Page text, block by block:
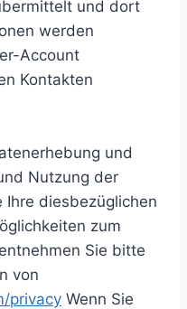
und dort
werden
Account
Kontakten
und
Nutzung der
diesbezüglichen
zum
Sie bitte
von
privacy Wenn Sie